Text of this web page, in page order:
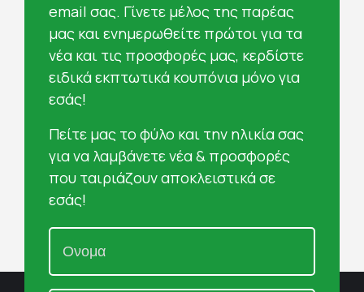
email σας. Γίνετε μέλος της παρέας
μας και ενημερωθείτε πρώτοι για τα
νέα και τις προσφορές μας, κερδίστε
ειδικά εκπτωτικά κουπόνια μόνο για
εσάς!
Πείτε μας το φύλο και την ηλικία σας
για να λαμβάνετε νέα & προσφορές
που ταιριάζουν αποκλειστικά σε
εσάς!